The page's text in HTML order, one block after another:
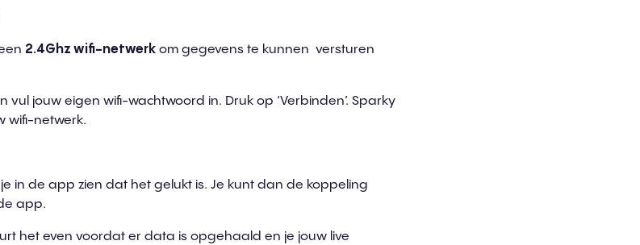
2.4Ghz wifi-netwerk om gegevens te kunnen versturen
vul jouw eigen wifi-wachtwoord in. Druk op ‘Verbinden’. Sparky
wifi-netwerk.
in de app zien dat het gelukt is. Je kunt dan de koppeling
app.
het even voordat er data is opgehaald en je jouw live